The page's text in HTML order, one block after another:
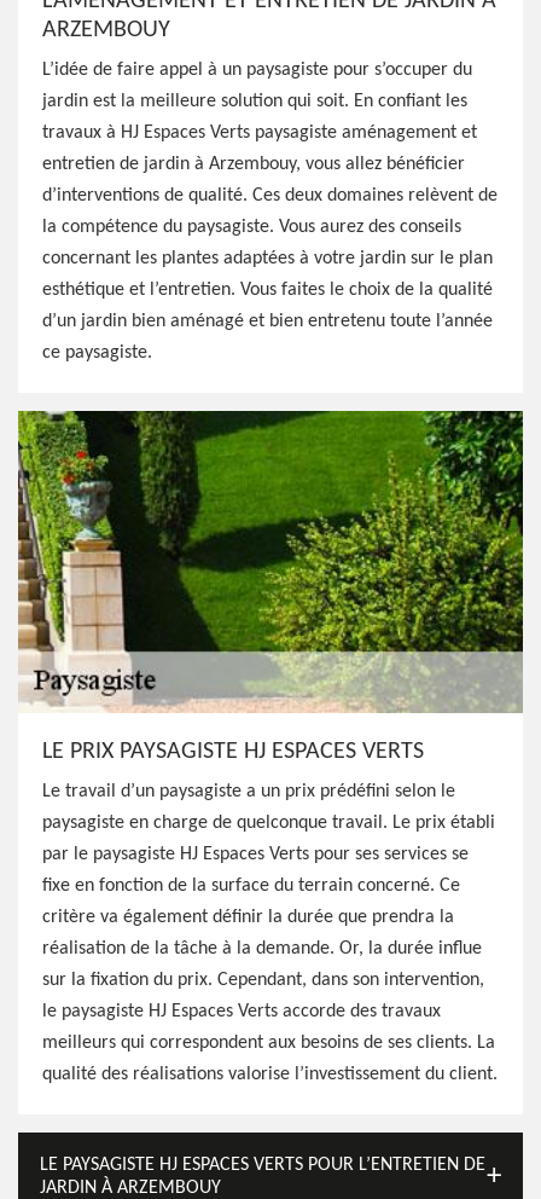
ARZEMBOUY
L’idée de faire appel à un paysagiste pour s’occuper du
jardin est la meilleure solution qui soit. En confiant les
travaux à HJ Espaces Verts paysagiste aménagement et
entretien de jardin à Arzembouy, vous allez bénéficier
d’interventions de qualité. Ces deux domaines relèvent de
la compétence du paysagiste. Vous aurez des conseils
concernant les plantes adaptées à votre jardin sur le plan
esthétique et l’entretien. Vous faites le choix de la qualité
d’un jardin bien aménagé et bien entretenu toute l’année
ce paysagiste.
LE PRIX PAYSAGISTE HJ ESPACES VERTS
Le travail d’un paysagiste a un prix prédéfini selon le
paysagiste en charge de quelconque travail. Le prix établi
par le paysagiste HJ Espaces Verts pour ses services se
fixe en fonction de la surface du terrain concerné. Ce
critère va également définir la durée que prendra la
réalisation de la tâche à la demande. Or, la durée influe
sur la fixation du prix. Cependant, dans son intervention,
le paysagiste HJ Espaces Verts accorde des travaux
meilleurs qui correspondent aux besoins de ses clients. La
qualité des réalisations valorise l’investissement du client.
LE PAYSAGISTE HJ ESPACES VERTS POUR L’ENTRETIEN DE
JARDIN À ARZEMBOUY